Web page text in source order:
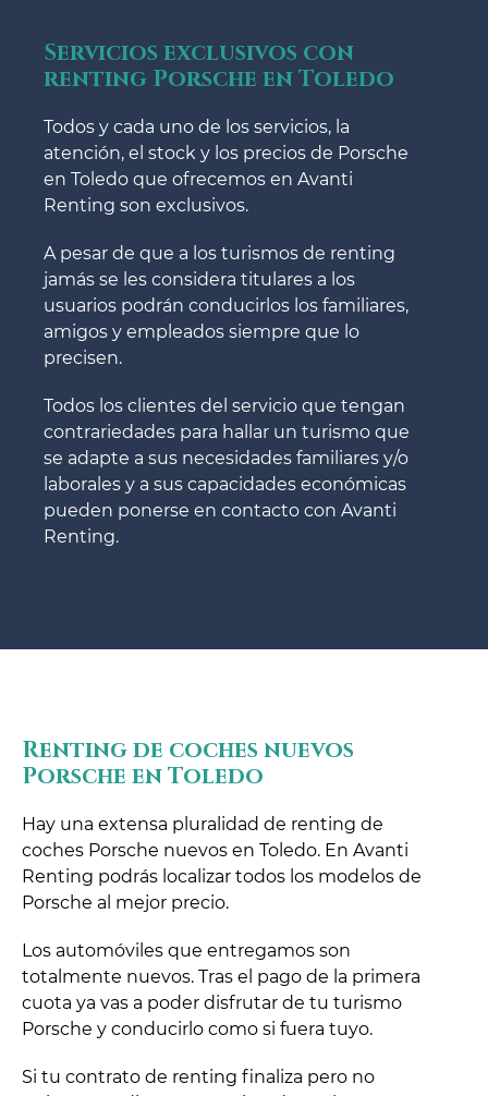
Servicios exclusivos con
renting Porsche en Toledo
Todos y cada uno de los servicios, la
atención, el stock y los precios de Porsche
en Toledo que ofrecemos en Avanti
Renting son exclusivos.
A pesar de que a los turismos de renting
jamás se les considera titulares a los
usuarios podrán conducirlos los familiares,
amigos y empleados siempre que lo
precisen.
Todos los clientes del servicio que tengan
contrariedades para hallar un turismo que
se adapte a sus necesidades familiares y/o
laborales y a sus capacidades económicas
pueden ponerse en contacto con Avanti
Renting.
Renting de coches nuevos
Porsche en Toledo
Hay una extensa pluralidad de renting de
coches Porsche nuevos en Toledo. En Avanti
Renting podrás localizar todos los modelos de
Porsche al mejor precio.
Los automóviles que entregamos son
totalmente nuevos. Tras el pago de la primera
cuota ya vas a poder disfrutar de tu turismo
Porsche y conducirlo como si fuera tuyo.
Si tu contrato de renting finaliza pero no